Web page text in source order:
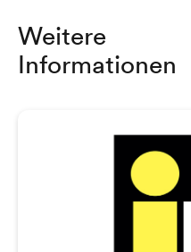
Weitere
Informationen